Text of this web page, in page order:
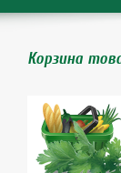
Корзина